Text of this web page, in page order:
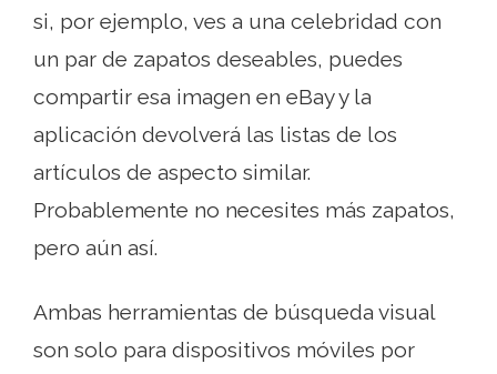
si, por ejemplo, ves a una celebridad con
un par de zapatos deseables, puedes
compartir esa imagen en eBay y la
aplicación devolverá las listas de los
artículos de aspecto similar.
Probablemente no necesites más zapatos,
pero aún así.
Ambas herramientas de búsqueda visual
son solo para dispositivos móviles por